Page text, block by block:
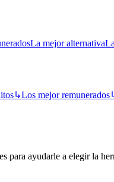
La mejor alternativa
↳Los mejor remunerados
ayudarle a elegir la